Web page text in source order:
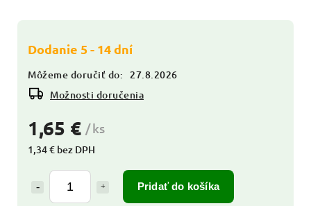
1,65 € / ks
1,34 € bez DPH
Pridať do košíka
Dodanie 5 - 14 dní
Môžeme doručiť do:
27.8.2026
Možnosti doručenia